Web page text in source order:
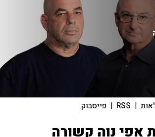
|
RSS
| פייסבוק
נוה קשורה